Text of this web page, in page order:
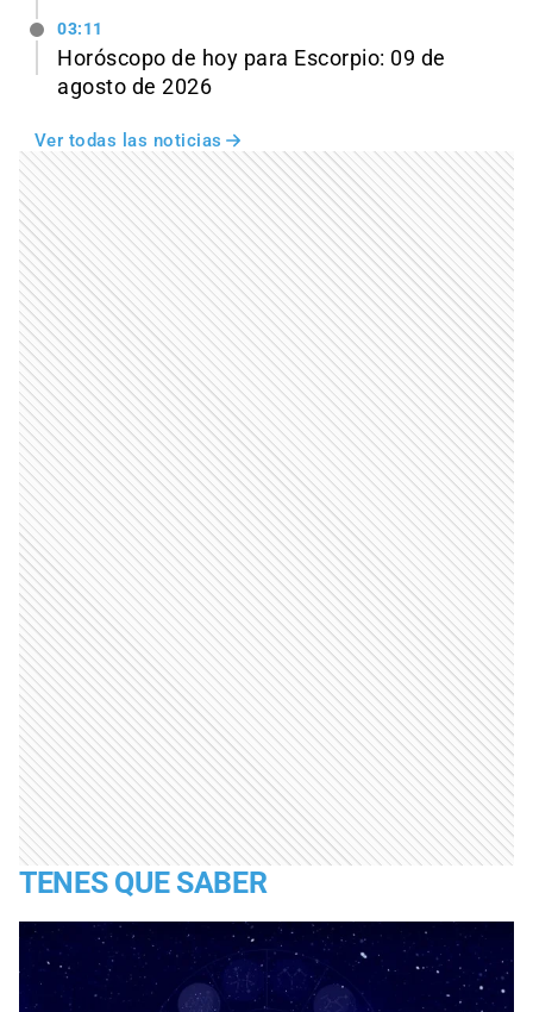
03:11
Horóscopo de hoy para Escorpio: 09 de
agosto de 2026
Ver todas las noticias
TENES QUE SABER